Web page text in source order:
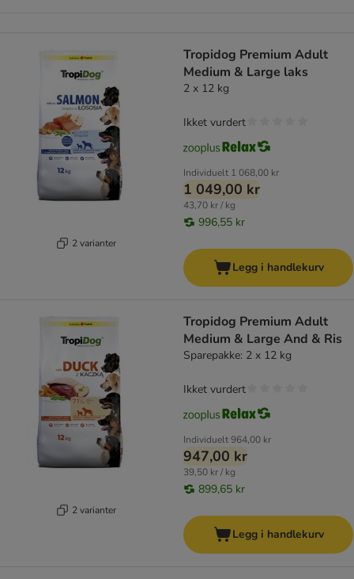
2 varianter
Tropidog Premium Adult
Medium & Large laks
2 x 12 kg
Individuelt 1 068,00 kr
1 049,00 kr
43,70 kr / kg
996,55 kr
Ikket vurdert
Legg i handlekurv
2 varianter
Tropidog Premium Adult
Medium & Large And & Ris
Sparepakke: 2 x 12 kg
Individuelt964,00 kr
947,00 kr
39,50 kr / kg
899,65 kr
Ikket vurdert
Legg i handlekurv